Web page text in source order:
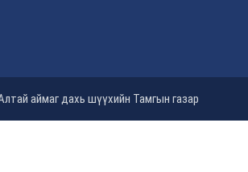
аймаг дахь шүүхийн Тамгын газар